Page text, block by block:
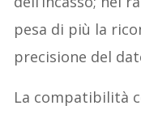
pesa di più la
precisione del
La compatibilità